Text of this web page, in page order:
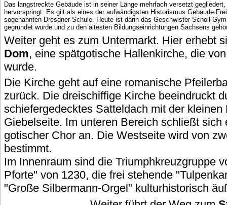
Das langstreckte Gebäude ist in seiner Länge mehrfach versetzt
hervorspringt. Es gilt als eines der aufwändigsten Historismus Gebäude
sogenannten Dresdner-Schule. Heute ist darin das Geschwister-Scholl-
gegründet wurde und zu den ältesten Bildungseinrichtungen Sachsens
Weiter geht es zum Untermarkt. Hier erhebt
Dom, eine spätgotische Hallenkirche, die
wurde.
Die Kirche geht auf eine romanische
zurück. Die dreischiffige Kirche beeindruckt
schiefergedecktes Satteldach mit der
Giebelseite. Im unteren Bereich schließt sich
gotischer Chor an. Die Westseite wird von
bestimmt.
Im Innenraum sind die Triumphkreuzgruppe
Pforte" von 1230, die frei stehende
"Große Silbermann-Orgel" kulturhistorisch